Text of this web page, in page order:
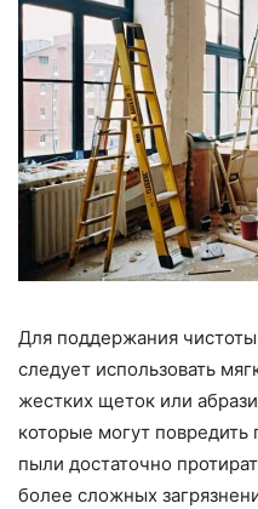
Для поддержания
следует использовать
жестких щеток или
которые могут повредить
пыли достаточно
более сложных